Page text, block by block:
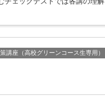
講座（高校グリーンコース生専用）